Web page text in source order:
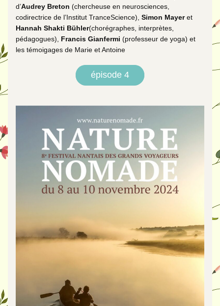
d’Audrey Breton (chercheuse en neurosciences,
codirectrice de l’Institut TranceScience), Simon Mayer
Hannah Shakti Bühler(chorégraphes, interprètes,
pédagogues), Francis Gianfermi (professeur de yoga) et
les témoigages de Marie et Antoine
épisode 4